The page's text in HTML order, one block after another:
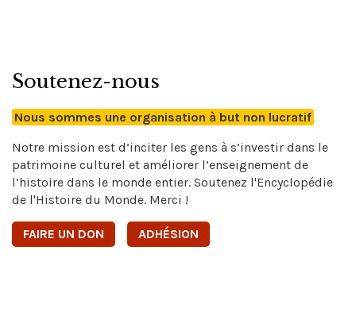
Soutenez-nous
Nous sommes une organisation à but non lucratif
Notre mission est d’inciter les gens à s’investir dans le
patrimoine culturel et améliorer l’enseignement de
l’histoire dans le monde entier. Soutenez l'Encyclopédie
de l'Histoire du Monde. Merci !
FAIRE UN DON ADHÉSION